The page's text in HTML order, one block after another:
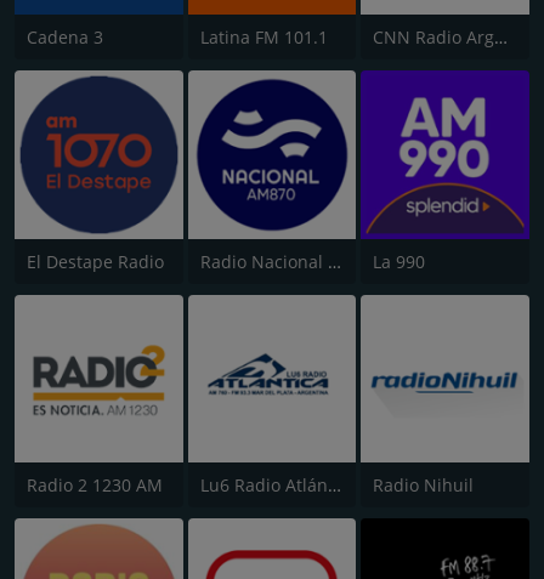
Cadena 3 Latina FM 101.1 CNN Radio Argentina
El Destape Radio Radio Nacional - Córdoba 870 AM La 990
Radio 2 1230 AM Lu6 Radio Atlántica 760 AM Radio Nihuil